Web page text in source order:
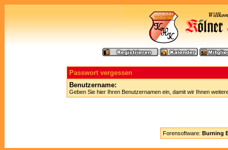
Passwort vergessen
Benutzername:
Geben Sie hier Ihren Benutzernamen ein, damit wir Ihnen
Forensoftware: Burning